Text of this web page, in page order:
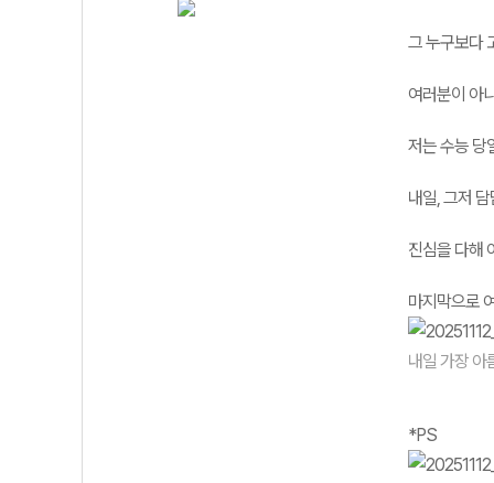
그 누구보다
여러분이 아
저는 수능 당
내일, 그저
진심을 다해
마지막으로
내일 가장 아
*PS